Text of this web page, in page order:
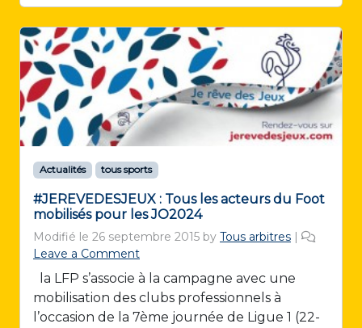
Actualités tous sports
#JEREVEDESJEUX : Tous les acteurs du Foot
mobilisés pour les JO2024
Modifié le 26 septembre 2015 by Tous arbitres
Leave a Comment
la LFP s’associe à la campagne avec une
mobilisation des clubs professionnels à
l’occasion de la 7ème journée de Ligue 1 (22-